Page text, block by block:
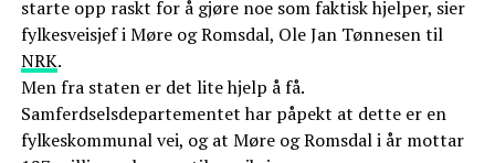
starte opp raskt for å gjøre noe som faktisk hjelper, sier
fylkesveisjef i Møre og Romsdal, Ole Jan Tønnesen til
NRK.
Men fra staten er det lite hjelp å få.
Samferdselsdepartementet har påpekt at dette er en
fylkeskommunal vei, og at Møre og Romsdal i år mottar